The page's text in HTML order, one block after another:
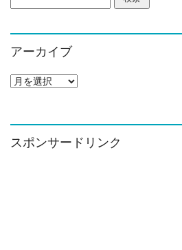
索:
アーカイブ
ア
イ
ブ
スポンサードリンク